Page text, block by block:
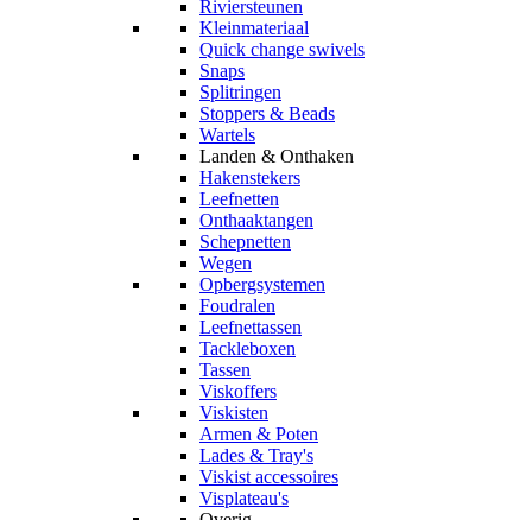
Riviersteunen
Kleinmateriaal
Quick change swivels
Snaps
Splitringen
Stoppers & Beads
Wartels
Landen & Onthaken
Hakenstekers
Leefnetten
Onthaaktangen
Schepnetten
Wegen
Opbergsystemen
Foudralen
Leefnettassen
Tackleboxen
Tassen
Viskoffers
Viskisten
Armen & Poten
Lades & Tray's
Viskist accessoires
Visplateau's